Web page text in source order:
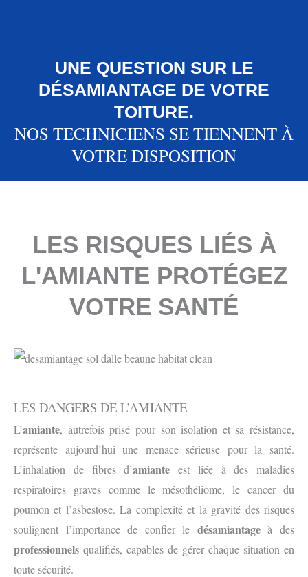
UNE QUESTION SUR LE
DÉSAMIANTAGE DE VOTRE
TOITURE.
NOS TECHNICIENS SE TIENNENT À
VOTRE DISPOSITION
LES RISQUES LIÉS À
L'AMIANTE PROTÉGEZ
VOTRE SANTÉ
LES DANGERS DE L’AMIANTE
L’amiante, autrefois prisé pour son isolation et sa résistance,
représente aujourd’hui une menace sérieuse pour la santé.
L’inhalation de fibres d’amiante est liée à des maladies
respiratoires graves comme le mésothéliome, le cancer du
poumon et l’asbestose. La complexité et la gravité des risques
soulignent l’importance de confier le désamiantageà des
professionnels qualifiés, capables de gérer chaque situation en
toute sécurité.